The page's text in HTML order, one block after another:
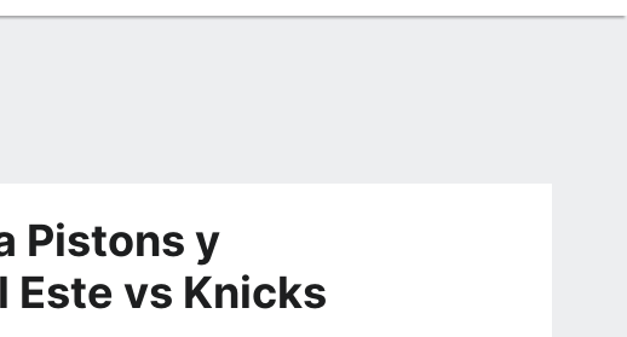
Pistons y
Este vs Knicks